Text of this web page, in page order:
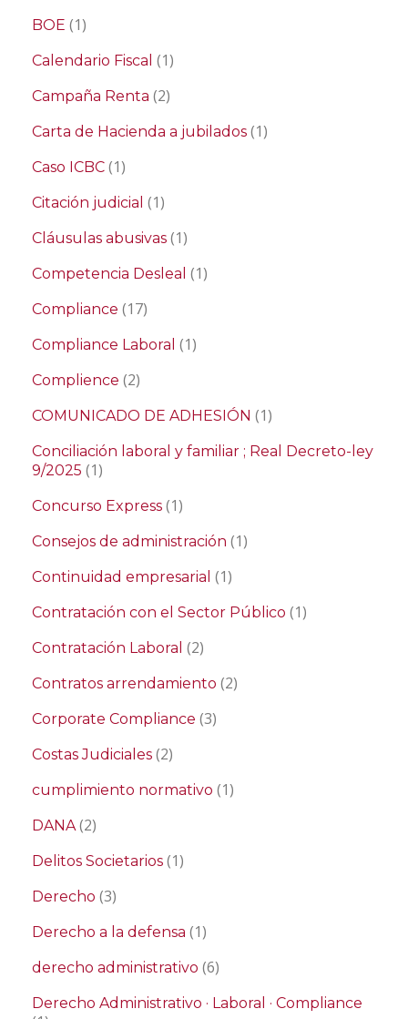
BOE (1)
Calendario Fiscal (1)
Campaña Renta (2)
Carta de Hacienda a jubilados (1)
Caso ICBC (1)
Citación judicial (1)
Cláusulas abusivas (1)
Competencia Desleal (1)
Compliance (17)
Compliance Laboral (1)
Complience (2)
COMUNICADO DE ADHESIÓN (1)
Conciliación laboral y familiar ; Real Decreto-ley
9/2025 (1)
Concurso Express (1)
Consejos de administración (1)
Continuidad empresarial (1)
Contratación con el Sector Público (1)
Contratación Laboral (2)
Contratos arrendamiento (2)
Corporate Compliance (3)
Costas Judiciales (2)
cumplimiento normativo (1)
DANA(2)
Delitos Societarios (1)
Derecho (3)
Derecho a la defensa (1)
derecho administrativo (6)
Derecho Administrativo · Laboral · Compliance